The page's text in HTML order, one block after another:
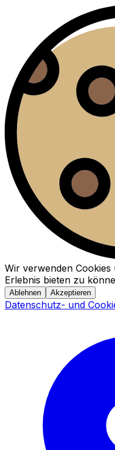
Wir verwenden
Erlebnis bieten zu
Ablehnen Akzeptieren
Datenschutz- und